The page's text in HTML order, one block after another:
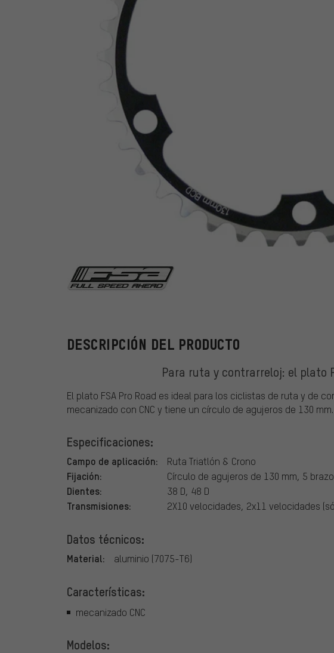
DESCRIPCIÓN DEL PRODUCTO
Para ruta y contrarreloj: el plato
El plato FSA Pro Road es ideal para los ciclistas de ruta y de
mecanizado con CNC y tiene un círculo de agujeros de 130 mm.
Especificaciones:
Campo de aplicación: Ruta Triatlón & Crono
Fijación: Círculo de agujeros de 130 mm, 5
Dientes: 38 D, 48 D
Transmisiones: 2X10 velocidades, 2x11 velocidades
Datos técnicos:
Material: aluminio (7075-T6)
Características:
mecanizado CNC
Modelos: